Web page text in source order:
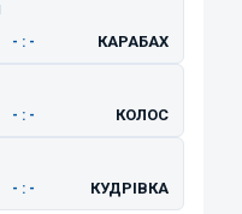
- : - КАРАБАХ
- : - КОЛОС
- : - КУДРІВКА